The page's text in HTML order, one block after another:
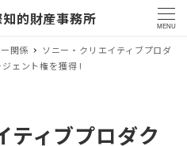
的財産事務所 MENU
関係
ソニー・クリエイティブプロダ
ェント権を獲得 !
ティブプロダク